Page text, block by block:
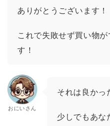
ありがとうございます！
これで失敗せず買い物
す！
おにいさん
それは良かっ
少しでもあな